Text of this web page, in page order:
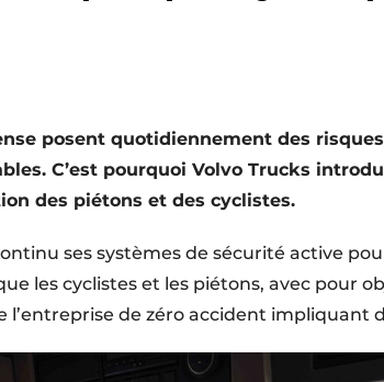
posent quotidiennement des
C’est pourquoi Volvo Trucks
des piétons et des cyclistes.
ses systèmes de sécurité active
les cyclistes et les piétons, avec pour
l’entreprise de zéro accident impliquant